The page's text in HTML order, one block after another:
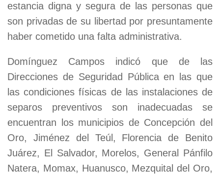
estancia digna y segura de las personas que
son privadas de su libertad por presuntamente
haber cometido una falta administrativa.
Domínguez Campos indicó que de las
Direcciones de Seguridad Pública en las que
las condiciones físicas de las instalaciones de
separos preventivos son inadecuadas se
encuentran los municipios de Concepción del
Oro, Jiménez del Teúl, Florencia de Benito
Juárez, El Salvador, Morelos, General Pánfilo
Natera, Momax, Huanusco, Mezquital del Oro,